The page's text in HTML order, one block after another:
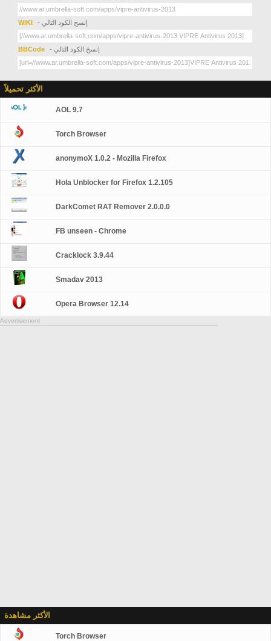
WIKI - إنسخ الكود التالي
BBCode - إنسخ الكود التالي
الأكثر تحميلاً
AOL 9.7
Torch Browser
anonymoX 1.0.2 - Mozilla Firefox
Hola Unblocker for Firefox 1.2.105
DarkComet RAT Remover 2.0.0.0
FB unseen - Chrome
Cracklock 3.9.44
Smadav 2013
Opera Browser 12.14
Advertisement
الأكثر مشاهدة
Torch Browser